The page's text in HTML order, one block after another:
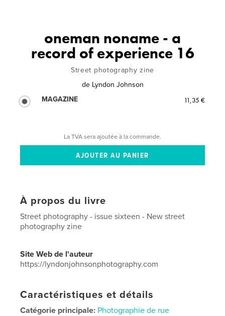
oneman noname - a
record of experience 16
Street photography zine
de Lyndon Johnson
MAGAZINE
11,35 €
La TVA sera ajoutée à la commande.
À propos du livre
Street photography - issue sixteen - New street
photography zine
Site Web de l'auteur
https://lyndonjohnsonphotography.com
Caractéristiques et détails
Catégorie principale: Photographie de rue